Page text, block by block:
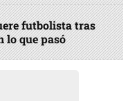
futbolista tras
lo que pasó